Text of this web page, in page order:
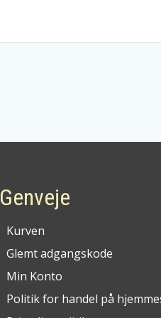
Genveje
Kurven
Glemt adgangskode
Min Konto
Politik for handel på